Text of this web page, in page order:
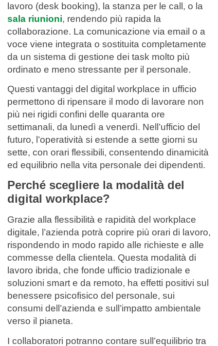
lavoro (desk booking), la stanza per le call, o la
sala riunioni, rendendo più rapida la
collaborazione. La comunicazione via email o a
voce viene integrata o sostituita completamente
da un sistema di gestione dei task molto più
ordinato e meno stressante per il personale.
Questi vantaggi del digital workplace in ufficio
permettono di ripensare il modo di lavorare non
più nei rigidi confini delle quaranta ore
settimanali, da lunedì a venerdì. Nell’ufficio del
futuro, l’operatività si estende a sette giorni su
sette, con orari flessibili, consentendo dinamicità
ed equilibrio nella vita personale dei dipendenti.
Perché scegliere la modalità del
digital workplace?
Grazie alla flessibilità e rapidità del workplace
digitale, l’azienda potrà coprire più orari di lavoro,
rispondendo in modo rapido alle richieste e alle
commesse della clientela. Questa modalità di
lavoro ibrida, che fonde ufficio tradizionale e
soluzioni smart e da remoto, ha effetti positivi sul
benessere psicofisico del personale, sui
consumi dell’azienda e sull’impatto ambientale
verso il pianeta.
I collaboratori potranno contare sull’equilibrio tra